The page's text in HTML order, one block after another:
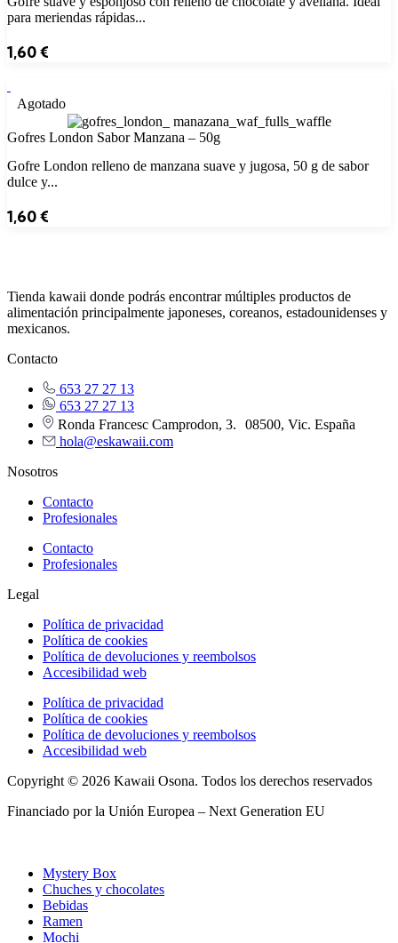
para meriendas rápidas...
1,60€
Agotado
Gofres London Sabor Manzana – 50g
Gofre London relleno de manzana suave y jugosa, 50 g de sabor
dulce y...
1,60€
Tienda kawaii donde podrás encontrar múltiples productos de
alimentación principalmente japoneses, coreanos, estadounidenses y
mexicanos.
Contacto
653 27 27 13
653 27 27 13
Ronda Francesc Camprodon, 3. 08500, Vic. España
hola@eskawaii.com
Nosotros
Contacto
Profesionales
Contacto
Profesionales
Legal
Política de privacidad
Política de cookies
Política de devoluciones y reembolsos
Accesibilidad web
Política de privacidad
Política de cookies
Política de devoluciones y reembolsos
Accesibilidad web
Copyright © 2026 Kawaii Osona. Todos los derechos reservados
Financiado por la Unión Europea – Next Generation EU
Mystery Box
Chuches y chocolates
Bebidas
Ramen
Mochi